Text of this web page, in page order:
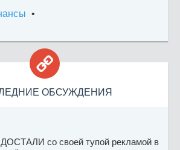
•

ОБСУЖДЕНИЯ
со своей тупой рекламой в